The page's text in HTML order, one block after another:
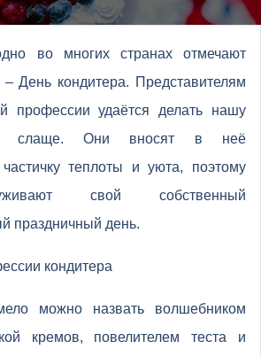
во многих странах отмечают
– День кондитера. Представителям
профессии удаётся делать нашу
слаще. Они вносят в неё
теплоты и уюта, поэтому
свой собственный
праздничный день.
кондитера
можно назвать волшебником
кремов, повелителем теста и